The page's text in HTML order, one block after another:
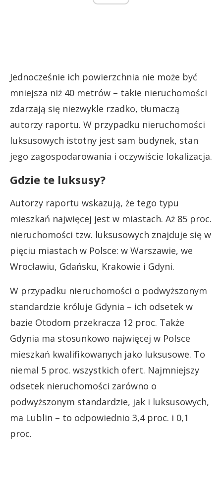
Jednocześnie ich powierzchnia nie może być
mniejsza niż 40 metrów – takie nieruchomości
zdarzają się niezwykle rzadko, tłumaczą
autorzy raportu. W przypadku nieruchomości
luksusowych istotny jest sam budynek, stan
jego zagospodarowania i oczywiście lokalizacja.
Gdzie te luksusy?
Autorzy raportu wskazują, że tego typu
mieszkań najwięcej jest w miastach. Aż 85 proc.
nieruchomości tzw. luksusowych znajduje się w
pięciu miastach w Polsce: w Warszawie, we
Wrocławiu, Gdańsku, Krakowie i Gdyni.
W przypadku nieruchomości o podwyższonym
standardzie króluje Gdynia – ich odsetek w
bazie Otodom przekracza 12 proc. Także
Gdynia ma stosunkowo najwięcej w Polsce
mieszkań kwalifikowanych jako luksusowe. To
niemal 5 proc. wszystkich ofert. Najmniejszy
odsetek nieruchomości zarówno o
podwyższonym standardzie, jak i luksusowych,
ma Lublin – to odpowiednio 3,4 proc. i 0,1
proc.